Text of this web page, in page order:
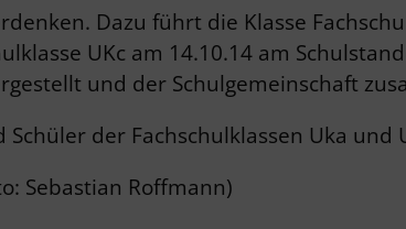
Dazu führt die Klasse
UKc am 14.10.14 am
und der Schulgemeinschaft
der Fachschulklassen Uka und
Sebastian Roffmann)